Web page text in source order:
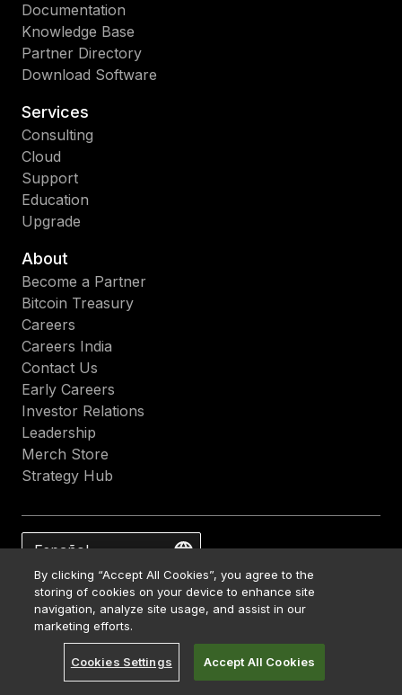
Documentation
Knowledge Base
Partner Directory
Download Software
Services
Consulting
Cloud
Support
Education
Upgrade
About
Become a Partner
Bitcoin Treasury
Careers
Careers India
Contact Us
Early Careers
Investor Relations
Leadership
Merch Store
Strategy Hub
Español
By clicking “Accept All Cookies”, you agree to the
storing of cookies on your device to enhance site
navigation, analyze site usage, and assist in our
marketing efforts.
Cookies Settings Accept All Cookies